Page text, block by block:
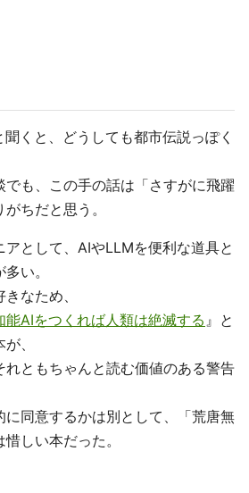
くと、どうしても都市伝説っぽく
でも、この手の話は「さすがに飛躍
ちだと思う。
アとして、AIやLLMを便利な道具と
い。
なため、
能AIをつくれば人類は絶滅する』と
、
れともちゃんと読む価値のある警告
に同意するかは別として、「荒唐無
しい本だった。